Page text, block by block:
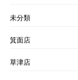
未分類
箕面店
草津店